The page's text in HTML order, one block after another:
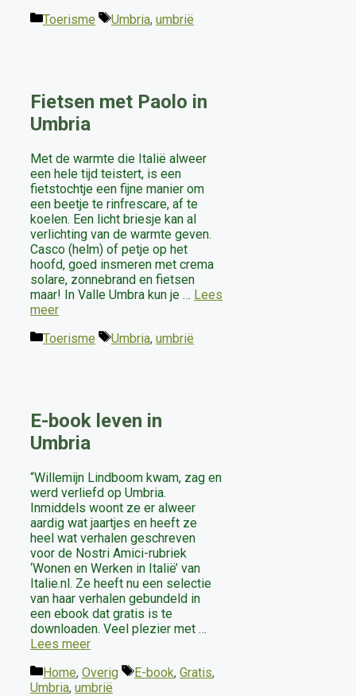
Categorieën
Toerisme Tags
Umbria, umbrië
Fietsen met Paolo in
Umbria
Met de warmte die Italië alweer
een hele tijd teistert, is een
fietstochtje een fijne manier om
een beetje te rinfrescare, af te
koelen. Een licht briesje kan al
verlichting van de warmte geven.
Casco (helm) of petje op het
hoofd, goed insmeren met crema
solare, zonnebrand en fietsen
maar! In Valle Umbra kun je … Lees
meer
Categorieën
Toerisme Tags
Umbria, umbrië
E-book leven in
Umbria
“Willemijn Lindboom kwam, zag en
werd verliefd op Umbria.
Inmiddels woont ze er alweer
aardig wat jaartjes en heeft ze
heel wat verhalen geschreven
voor de Nostri Amici-rubriek
‘Wonen en Werken in Italië’ van
Italie.nl. Ze heeft nu een selectie
van haar verhalen gebundeld in
een ebook dat gratis is te
downloaden. Veel plezier met …
Lees meer
Categorieën
Home, Overig Tags
E-book, Gratis,
Umbria, umbrië